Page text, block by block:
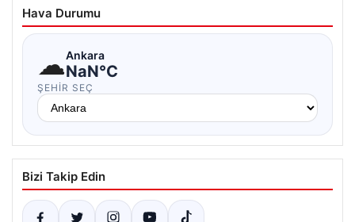
Hava Durumu
☁Ankara
NaN°C
ŞEHIR SEÇ
Bizi Takip Edin